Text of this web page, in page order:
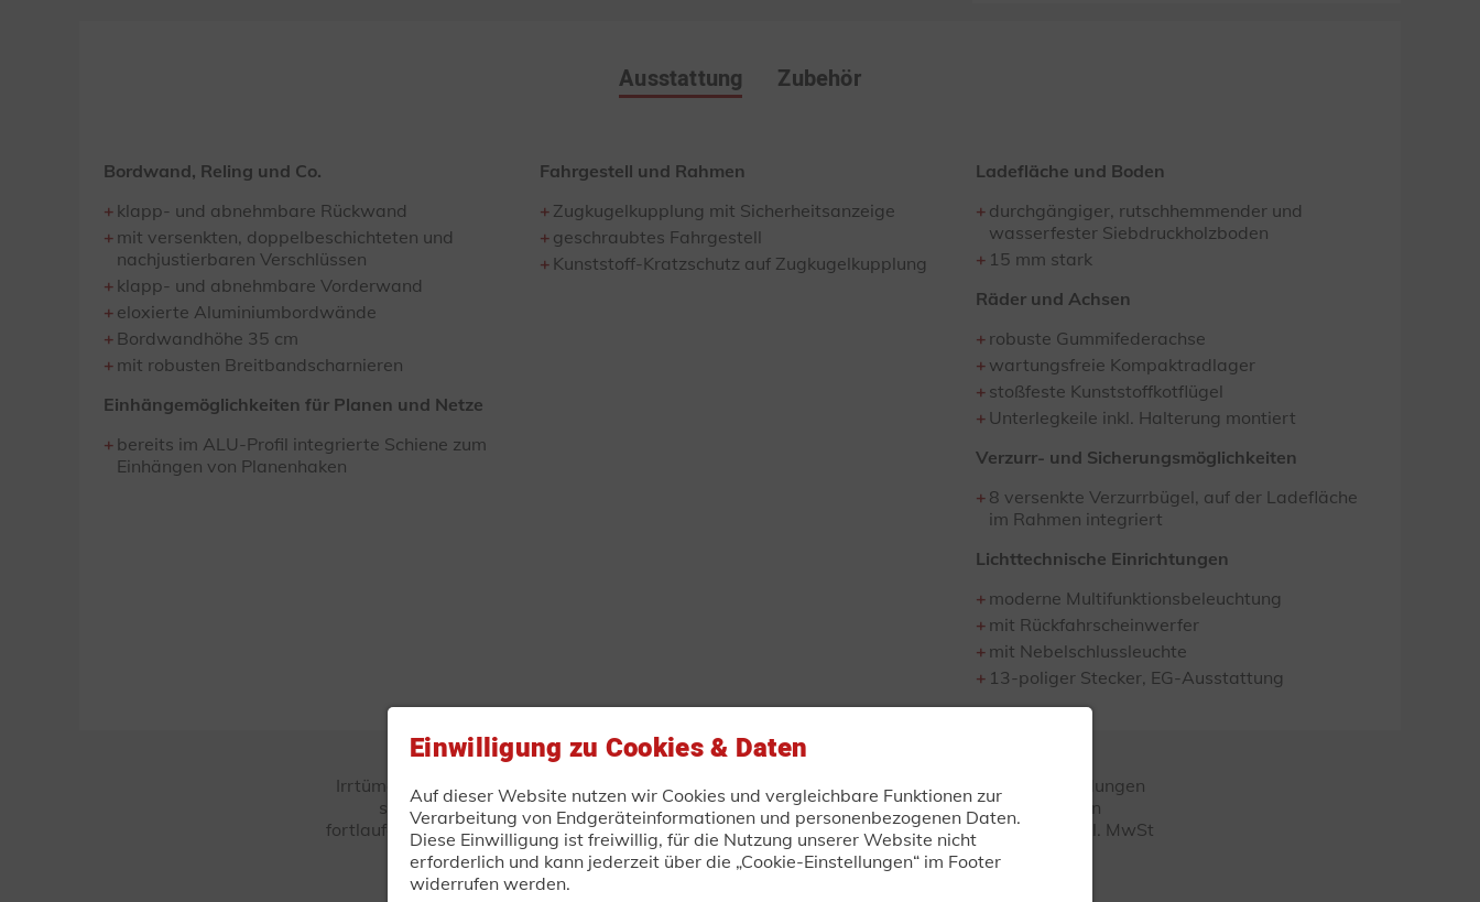
Ausstattung Zubehör
Bordwand, Reling und Co.
klapp- und abnehmbare Rückwand
mit versenkten, doppelbeschichteten und
nachjustierbaren Verschlüssen
klapp- und abnehmbare Vorderwand
eloxierte Aluminiumbordwände
Bordwandhöhe 35 cm
mit robusten Breitbandscharnieren
Einhängemöglichkeiten für Planen und Netze
bereits im ALU-Profil integrierte Schiene zum
Einhängen von Planenhaken
Fahrgestell und Rahmen
Zugkugelkupplung mit Sicherheitsanzeige
geschraubtes Fahrgestell
Kunststoff-Kratzschutz auf Zugkugelkupplung
Ladefläche und Boden
durchgängiger, rutschhemmender und
wasserfester Siebdruckholzboden
15 mm stark
Räder und Achsen
robuste Gummifederachse
wartungsfreie Kompaktradlager
stoßfeste Kunststoffkotflügel
Unterlegkeile inkl. Halterung montiert
Verzurr- und Sicherungsmöglichkeiten
8 versenkte Verzurrbügel, auf der Ladefläche
im Rahmen integriert
Lichttechnische Einrichtungen
moderne Multifunktionsbeleuchtung
mit Rückfahrscheinwerfer
mit Nebelschlussleuchte
13-poliger Stecker, EG-Ausstattung
Irrtümer und Änderungen vorbehalten! Alle Angaben verstehen sich als ca.-Angaben! Abbildungen
sind Musterabbildungen und können Sonderausstattung enthalten! Produkte unterliegen
fortlaufenden technischen Änderungen! Alle Preise sind unverbindliche Preisempfehlungen inkl. MwSt
zuzüglich Fracht- und Fahrzeugpapieren.
Einwilligung zu Cookies & Daten
Auf dieser Website nutzen wir Cookies und vergleichbare Funktionen zur
Verarbeitung von Endgeräteinformationen und personenbezogenen Daten.
Diese Einwilligung ist freiwillig, für die Nutzung unserer Website nicht
erforderlich und kann jederzeit über die „Cookie-Einstellungen“ im Footer
widerrufen werden.